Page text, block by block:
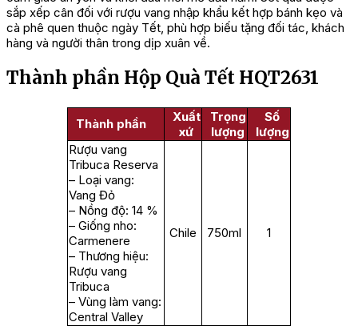
sắp xếp cân đối với rượu vang nhập khẩu kết hợp bánh kẹo và
cà phê quen thuộc ngày Tết, phù hợp biếu tặng đối tác, khách
hàng và người thân trong dịp xuân về.
Thành phần Hộp Quà Tết HQT2631
Thành phần
Xuất
xứ
Trọng
lượng
Số
lượng
Rượu vang
Tribuca Reserva
– Loại vang:
Vang Đỏ
– Nồng độ: 14 %
– Giống nho:
Carmenere
– Thương hiệu:
Rượu vang
Tribuca
– Vùng làm vang:
Central Valley
Chile 750ml 1